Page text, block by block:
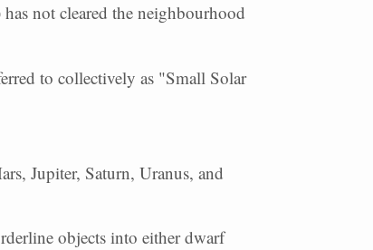
has not cleared the neighbourhood
to collectively as "Small Solar
Jupiter, Saturn, Uranus, and
objects into either dwarf